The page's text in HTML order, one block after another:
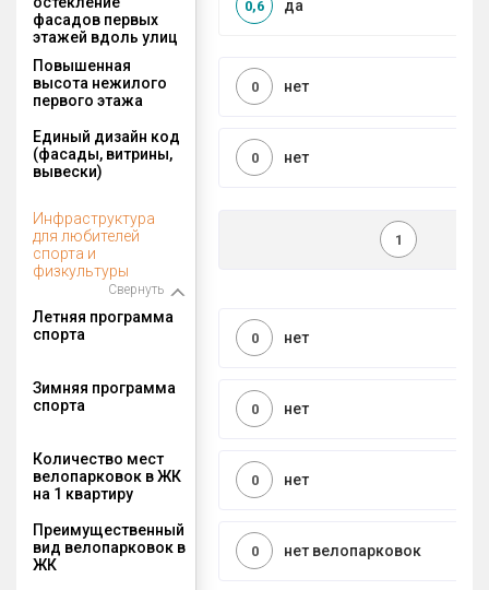
фасадов первых
этажей вдоль улиц
да
0,6
Повышенная
высота нежилого
первого этажа
нет
0
Единый дизайн код
(фасады, витрины,
вывески)
нет
0
Инфраструктура
для любителей
спорта и
физкультуры
Свернуть
1
Летняя программа
спорта
нет
0
Зимняя программа
спорта
нет
0
Количество мест
велопарковок в ЖК
на 1 квартиру
нет
0
Преимущественный
вид велопарковок в
ЖК
нет велопарковок
0